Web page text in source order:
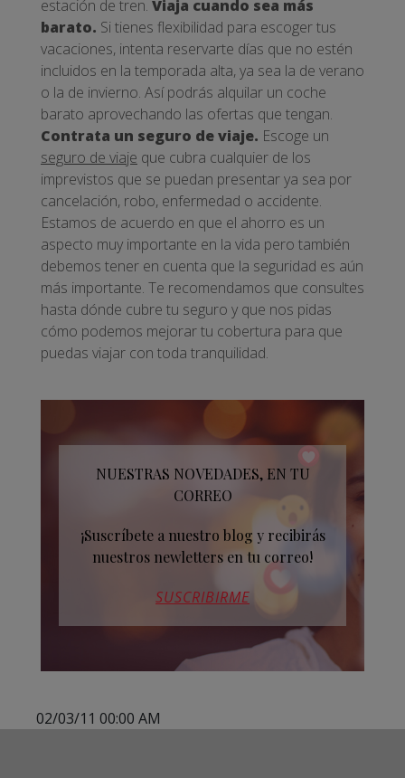
estación de tren. Viaja cuando sea más
barato. Si tienes flexibilidad para escoger tus
vacaciones, intenta reservarte días que no estén
incluidos en la temporada alta, ya sea la de verano
o la de invierno. Así podrás alquilar un coche
barato aprovechando las ofertas que tengan.
Contrata un seguro de viaje. Escoge un
seguro de viaje que cubra cualquier de los
imprevistos que se puedan presentar ya sea por
cancelación, robo, enfermedad o accidente.
Estamos de acuerdo en que el ahorro es un
aspecto muy importante en la vida pero también
debemos tener en cuenta que la seguridad es aún
más importante. Te recomendamos que consultes
hasta dónde cubre tu seguro y que nos pidas
cómo podemos mejorar tu cobertura para que
puedas viajar con toda tranquilidad.
NUESTRAS NOVEDADES, EN TU
CORREO
¡Suscríbete a nuestro blog y recibirás
nuestros newletters en tu correo!
SUSCRIBIRME
02/03/11 00:00 AM